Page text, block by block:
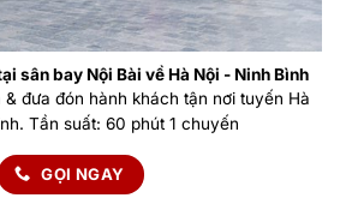
sân bay Nội Bài về Hà Nội - Ninh Bình
đưa đón hành khách tận nơi tuyến Hà
Tần suất: 60 phút 1 chuyến
GỌI NGAY